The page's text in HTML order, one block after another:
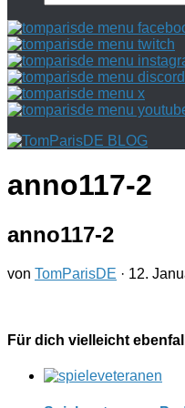
nach:
anno117-2
anno117-2
von TomParisDE · 12.
Für dich vielleicht